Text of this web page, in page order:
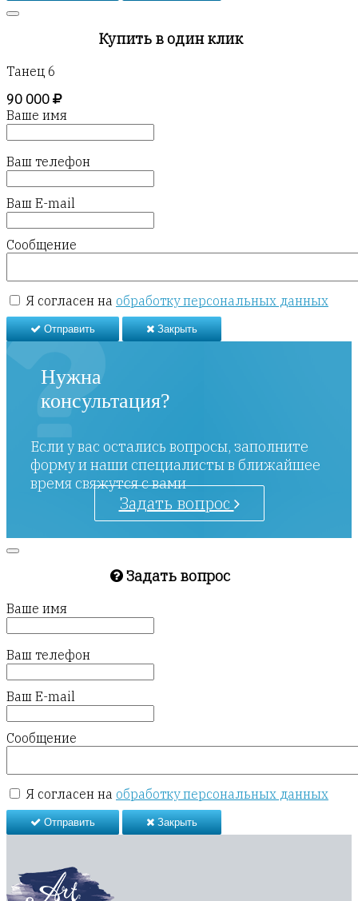
Купить в один клик
Танец 6
90 000
Ваше имя
Ваш телефон
Ваш E-mail
Сообщение
Я согласен на обработку персональных данных
Отправить Закрыть
Нужна
консультация?
Если у вас остались вопросы, заполните
форму и наши специалисты в ближайшее
время свяжутся с вами
Задать вопрос
Задать вопрос
Ваше имя
Ваш телефон
Ваш E-mail
Сообщение
Я согласен на обработку персональных данных
Отправить Закрыть